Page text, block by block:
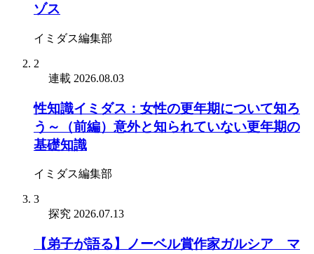
ゾス
イミダス編集部
2
連載 2026.08.03
性知識イミダス：女性の更年期について知ろ
う～（前編）意外と知られていない更年期の
基礎知識
イミダス編集部
3
探究 2026.07.13
【弟子が語る】ノーベル賞作家ガルシア゠マ